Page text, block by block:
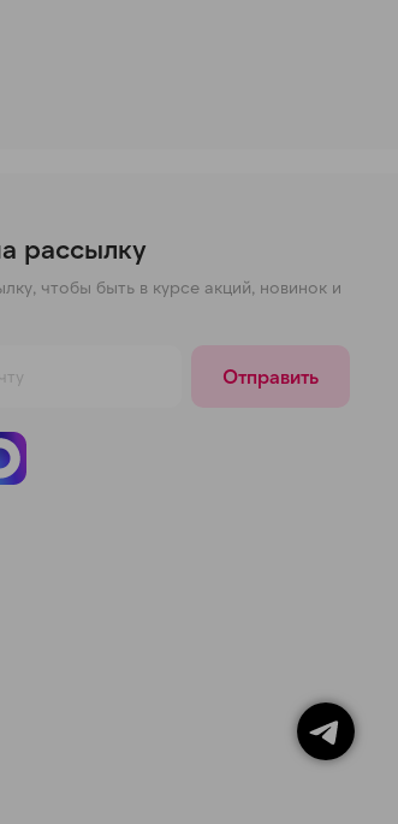
рассылку
чтобы быть в курсе акций, новинок и
Отправить